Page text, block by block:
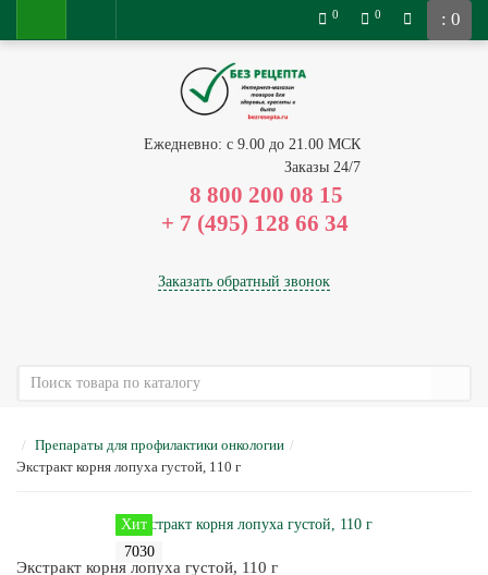
: 0
0 0
Ежедневно: с 9.00 до 21.00 МСК
Заказы 24/7
8 800 200 08 15
Заказать обратный звонок
Препараты для профилактики онкологии
Экстракт корня лопуха густой, 110 г
Хит
7030
Экстракт корня лопуха густой, 110 г